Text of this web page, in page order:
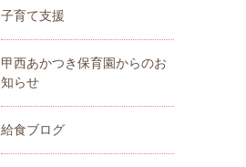
子育て支援
甲西あかつき保育園からのお
知らせ
給食ブログ